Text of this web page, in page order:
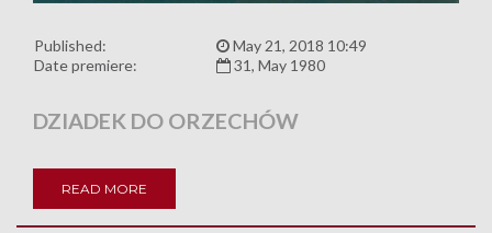
Published:
May 21, 2018 10:49
Date premiere:
31, May 1980
DZIADEK DO ORZECHÓW
READ MORE